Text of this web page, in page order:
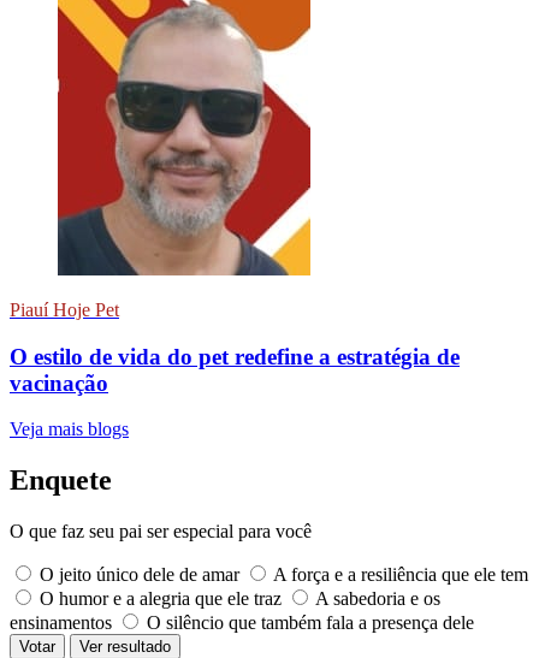
Piauí Hoje Pet
O estilo de vida do pet redefine a estratégia de
vacinação
Veja mais blogs
Enquete
O que faz seu pai ser especial para você
O jeito único dele de amar
A força e a resiliência que ele tem
O humor e a alegria que ele traz
A sabedoria e os
ensinamentos
O silêncio que também fala a presença dele
Votar Ver resultado